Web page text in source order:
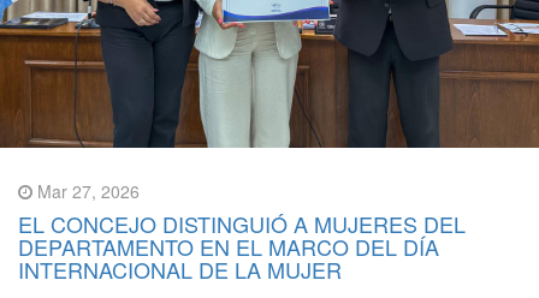
Mar 27, 2026
EL CONCEJO DISTINGUIÓ A MUJERES DEL
DEPARTAMENTO EN EL MARCO DEL DÍA
INTERNACIONAL DE LA MUJER